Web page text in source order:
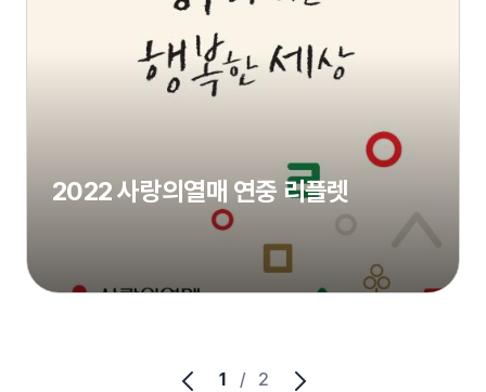
2022 사랑의열매 연중 리플렛
1 / 2